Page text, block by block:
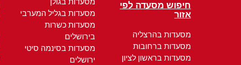
חיפוש מסעדה לפי
אזור
מסעדות בהרצליה
מסעדות ברחובות
מסעדות בראשון לציון
מסעדות בגולן
מסעדות בגליל המערבי
מסעדות כשרות
בירושלים
מסעדות בסינמה סיטי
ירושלים